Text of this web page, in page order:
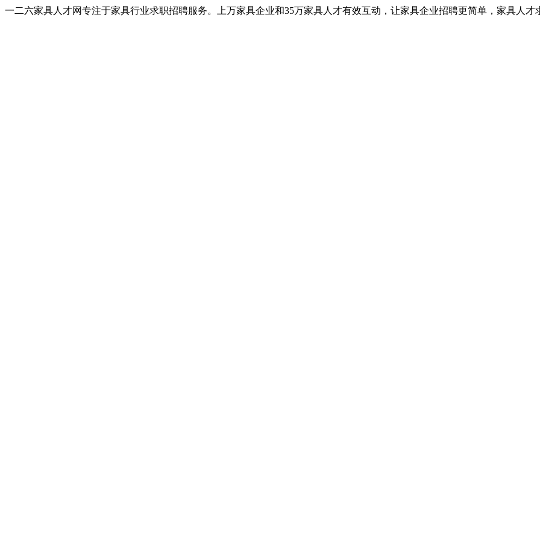
一二六家具人才网专注于家具行业求职招聘服务。上万家具企业和35万家具人才有效互动，让家具企业招聘更简单，家具人才